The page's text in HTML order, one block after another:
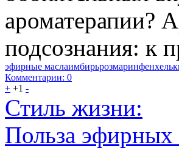
ароматерапии?
подсознания: к
эфирные маслаимбирьрозмаринфенхель
Комментарии: 0
+ +1 -
Стиль жизни:
Польза эфирных